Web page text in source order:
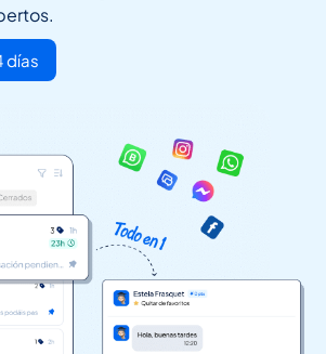
días